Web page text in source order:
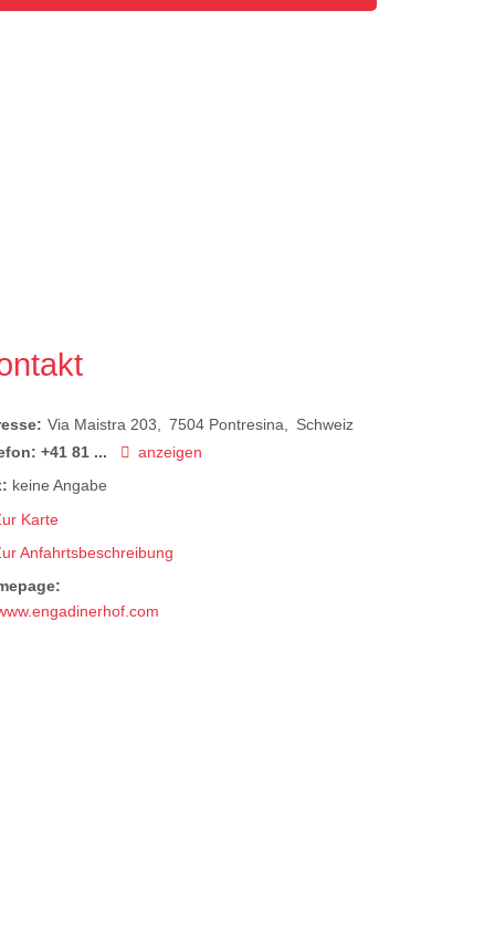
Via Maistra 203 7504 Pontresina
Schweiz
+41 81 ...
anzeigen
keine Angabe
Karte
Anfahrtsbeschreibung